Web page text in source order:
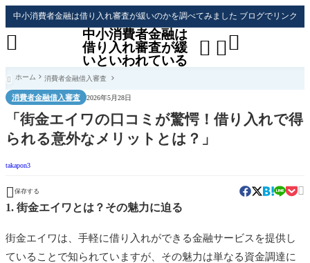
中小消費者金融は借り入れ審査が緩いのかを調べてみました ブログでリンク
中小消費者金融は
借り入れ審査が緩
いといわれている
 

 ホーム 消費者金融借入審査
消費者金融借入審査 2026年5月28日
「街金エイワの口コミが驚愕！借り入れで得
られる意外なメリットとは？」
takapon3
 保存する 
1. 街金エイワとは？その魅力に迫る
街金エイワは、手軽に借り入れができる金融サービスを提供し
ていることで知られていますが、その魅力は単なる資金調達に